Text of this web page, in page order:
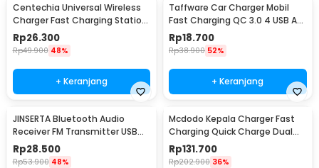
Centechia Universal Wireless
Charger Fast Charging Station
Base 2A 10W - K8
Rp26.300
Rp49.900 48%
+ Keranjang
Taffware Car Charger Mobil
Fast Charging QC 3.0 4 USB A
Port 7A 35W - BK-358
Rp18.700
Rp38.900 52%
+ Keranjang
JINSERTA Bluetooth Audio
Receiver FM Transmitter USB
Charger - X8
Rp28.500
Rp53.900 48%
Mcdodo Kepala Charger Fast
Charging Quick Charge Dual
Port USB 33 W - CH-092
Rp131.700
Rp202.900 36%